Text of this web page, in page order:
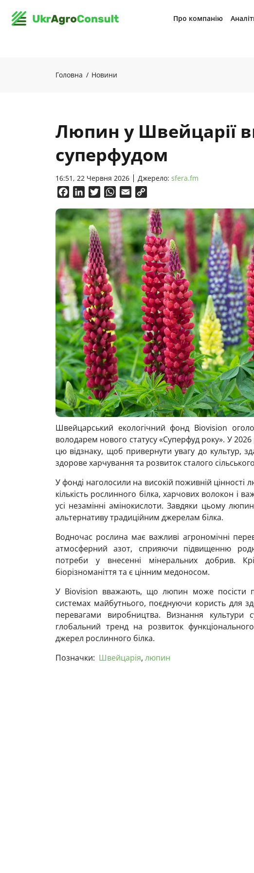
Про компанію
Головна Новини
Люпин у Швейцарії
суперфудом
16:51, 22 Червня 2026 Джерело: sfera.fm
FacebookLinkedInTwitterWhatsApp
Email
Швейцарський екологічний фонд Biovision
володарем нового статусу «Суперфуд року». У 2026
цю відзнаку, щоб привернути увагу до культур,
здорове харчування та розвиток сталого
У фонді наголосили на високій поживній цінності
кількість рослинного білка, харчових волокон і
усі незамінні амінокислоти. Завдяки цьому
альтернативу традиційним джерелам білка.
Водночас рослина має важливі агрономічні
атмосферний азот, сприяючи підвищенню
потреби у внесенні мінеральних добрив.
біорізноманіття та є цінним медоносом.
У Biovision вважають, що люпин може посісти
системах майбутнього, поєднуючи користь для
перевагами виробництва. Визнання культури
глобальний тренд на розвиток
джерел рослинного білка.
Позначки: Швейцарія, люпин